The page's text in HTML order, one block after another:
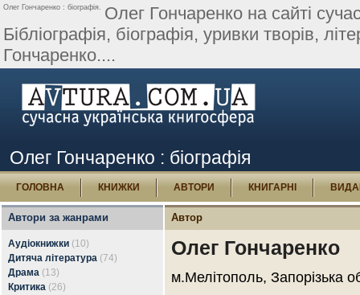
Олег Гончаренко : біографія. Олег Гончаренко на сайті
Бібліографія, біографія, уривки творів,
Гончаренко....
Олег Гончаренко : біографія
ГОЛОВНА КНИЖКИ АВТОРИ КНИГАРНІ
Автори за жанрами
Аудіокнижки (10)
Дитяча література (74)
Драма (13)
Критика (26)
Автор
Олег Гончаренко
м.Мелітополь, Запорізька